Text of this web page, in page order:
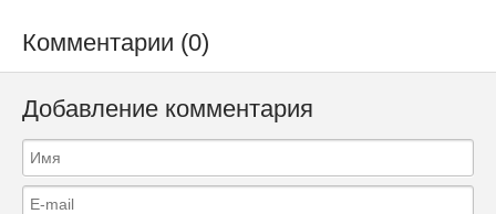
Комментарии (0)
Добавление комментария